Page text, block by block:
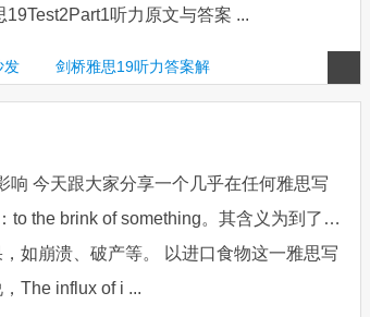
听力原文与答案 ...
发
剑桥雅思19听力答案解
more
响 今天跟大家分享一个几乎在任何雅思写
to the brink of something。其含义为到了…
如崩溃、破产等。 以进口食物这一雅思写
The influx of i ...